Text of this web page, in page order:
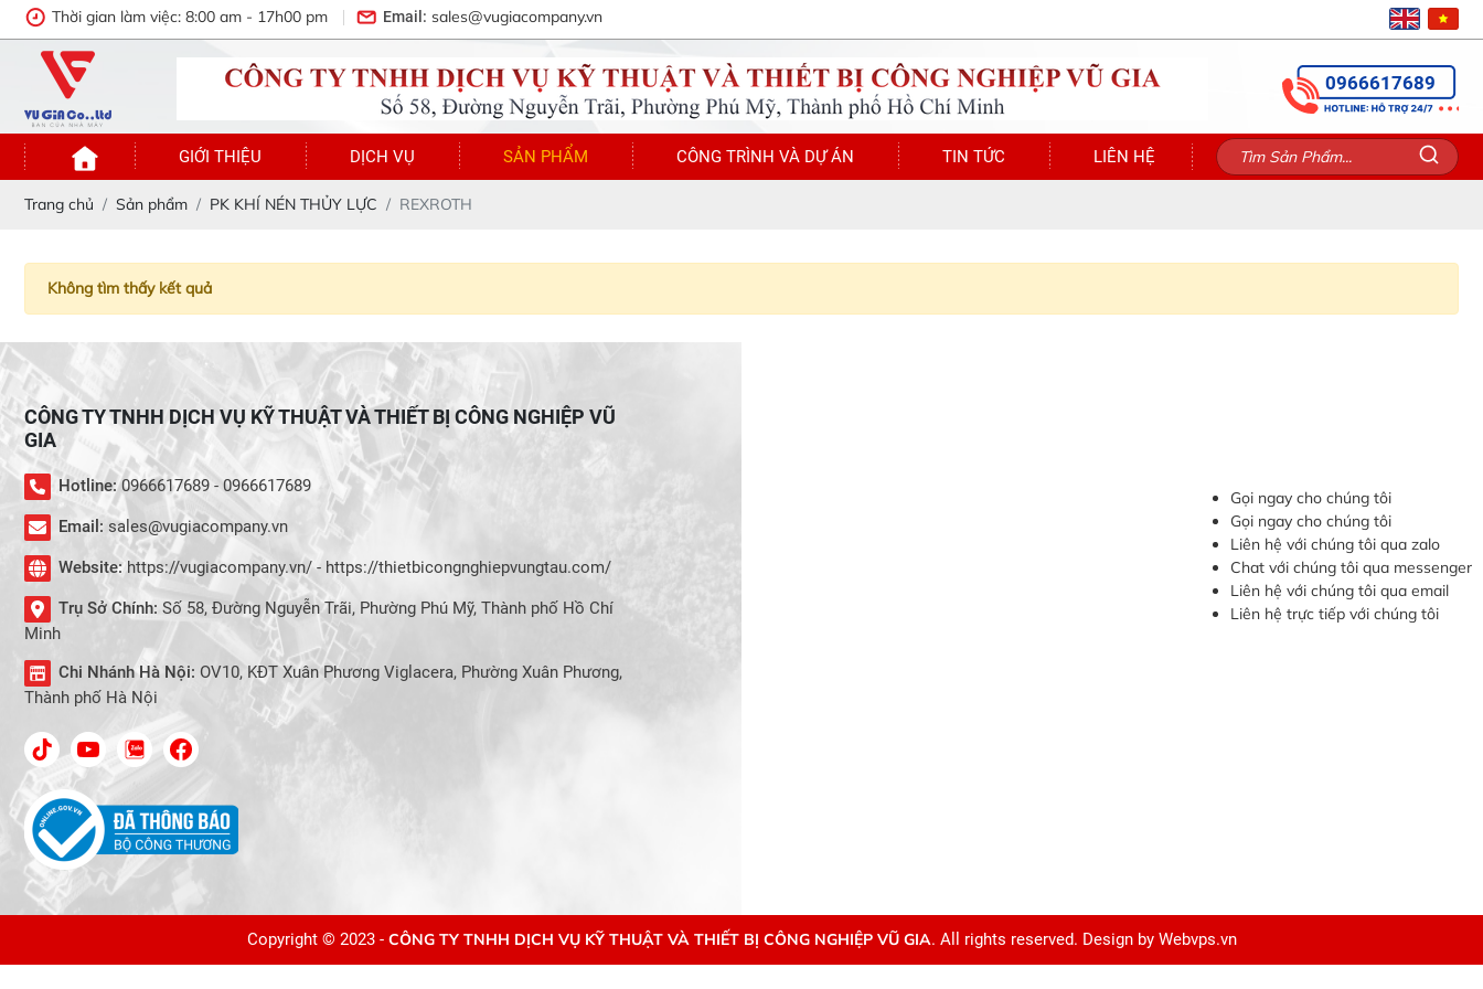
Thời gian làm việc: 8:00 am - 17h00 pm Email: sales@vugiacompany.vn
0966617689
GIỚI THIỆU DỊCH VỤ SẢN PHẨM CÔNG TRÌNH VÀ DỰ ÁN TIN TỨC LIÊN HỆ
Trang chủ Sản phẩm PK KHÍ NÉN THỦY LỰC REXROTH
Không tìm thấy kết quả
CÔNG TY TNHH DỊCH VỤ KỸ THUẬT VÀ THIẾT BỊ CÔNG NGHIỆP VŨ
GIA
Hotline:0966617689 - 0966617689
Email: sales@vugiacompany.vn
Website: https://vugiacompany.vn/ - https://thietbicongnghiepvungtau.com/
Trụ Sở Chính: Số 58, Đường Nguyễn Trãi, Phường Phú Mỹ, Thành phố Hồ Chí
Minh
Chi Nhánh Hà Nội: OV10, KĐT Xuân Phương Viglacera, Phường Xuân Phương,
Thành phố Hà Nội
Copyright © 2023 - CÔNG TY TNHH DỊCH VỤ KỸ THUẬT VÀ THIẾT BỊ CÔNG NGHIỆP VŨ GIA. All rights reserved. Design by Webvps.vn
Gọi ngay cho chúng tôi
Gọi ngay cho chúng tôi
Liên hệ với chúng tôi qua zalo
Chat với chúng tôi qua messenger
Liên hệ với chúng tôi qua email
Liên hệ trực tiếp với chúng tôi